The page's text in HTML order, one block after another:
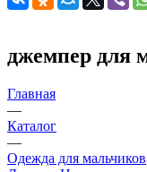
джемпер для
Главная
—
Каталог
—
Одежда для мальчиков